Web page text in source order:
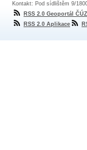
Kontakt: Pod sídlištěm 9/
RSS 2.0 Geoportál
RSS 2.0 Aplikace